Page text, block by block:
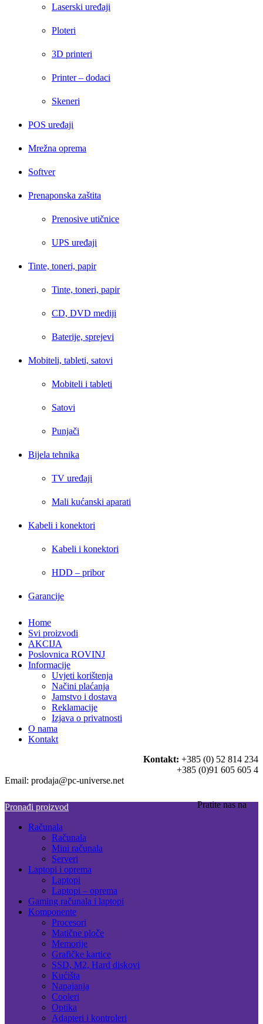
Laserski uređaji
Ploteri
3D printeri
Printer – dodaci
Skeneri
POS uređaji
Mrežna oprema
Softver
Prenaponska zaštita
Prenosive utičnice
UPS uređaji
Tinte, toneri, papir
Tinte, toneri, papir
CD, DVD mediji
Baterije, sprejevi
Mobiteli, tableti, satovi
Mobiteli i tableti
Satovi
Punjači
Bijela tehnika
TV uređaji
Mali kućanski aparati
Kabeli i konektori
Kabeli i konektori
HDD – pribor
Garancije
Home
Svi proizvodi
AKCIJA
Poslovnica ROVINJ
Informacije
Uvjeti korištenja
Načini plaćanja
Jamstvo i dostava
Reklamacije
Izjava o privatnosti
O nama
Kontakt
Kontakt: +385 (0) 52 814 234
+385 (0)91 605 605 4
Email: prodaja@pc-universe.net
Pratite nas na
Pronađi proizvod
Računala
Računala
Mini računala
Serveri
Laptopi i oprema
Laptopi
Laptopi – oprema
Gaming računala i laptopi
Komponente
Procesori
Matične ploče
Memorije
Grafičke kartice
SSD, M2, Hard diskovi
Kućišta
Napajanja
Cooleri
Optika
Adapteri i kontroleri